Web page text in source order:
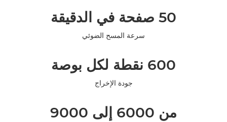
50 صفحة في الدقيقة
سرعة المسح الضوئي
600 نقطة لكل بوصة
جودة الإخراج
من 6000 إلى 9000